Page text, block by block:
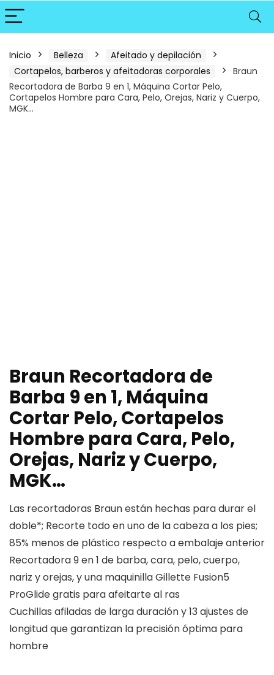
Inicio Belleza
Afeitado y depilación
Cortapelos, barberos y afeitadoras corporales
Braun
Recortadora de Barba 9 en 1, Máquina Cortar Pelo,
Cortapelos Hombre para Cara, Pelo, Orejas, Nariz y Cuerpo,
MGK…
Braun Recortadora de
Barba 9 en 1, Máquina
Cortar Pelo, Cortapelos
Hombre para Cara, Pelo,
Orejas, Nariz y Cuerpo,
MGK…
Las recortadoras Braun están hechas para durar el
doble*; Recorte todo en uno de la cabeza a los pies;
85% menos de plástico respecto a embalaje anterior
Recortadora 9 en 1 de barba, cara, pelo, cuerpo,
nariz y orejas, y una maquinilla Gillette Fusion5
ProGlide gratis para afeitarte al ras
Cuchillas afiladas de larga duración y 13 ajustes de
longitud que garantizan la precisión óptima para
hombre